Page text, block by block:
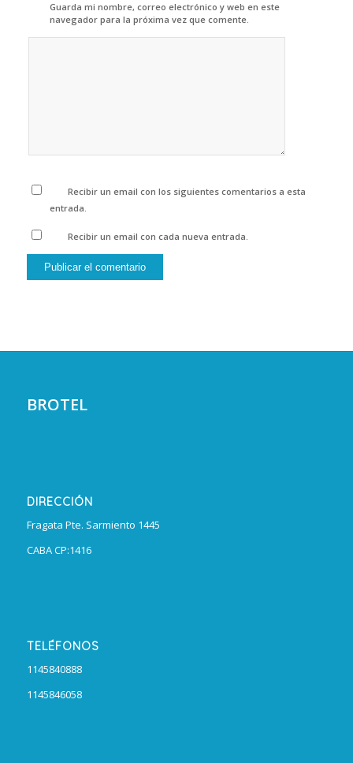
Guarda mi nombre, correo electrónico y web en este
navegador para la próxima vez que comente.
Recibir un email con los siguientes comentarios a esta
entrada.
Recibir un email con cada nueva entrada.
BROTEL
DIRECCIÓN
Fragata Pte. Sarmiento 1445
CABA CP:1416
TELÉFONOS
1145840888
1145846058